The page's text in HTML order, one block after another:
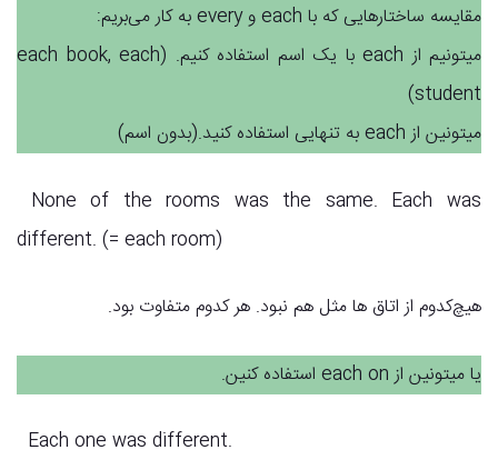
مقایسه ساختارهایی که با each و every به کار می‌بریم:
میتونیم از each با یک اسم استفاده کنیم. (each book, each
student)
میتونین از each به تنهایی استفاده کنید.(بدون اسم)
None of the rooms was the same. Each was
different. (= each room)
هیچ‌کدوم از اتاق ها مثل هم نبود. هر کدوم متفاوت بود.
یا میتونین از each on استفاده کنین.
Each one was different.